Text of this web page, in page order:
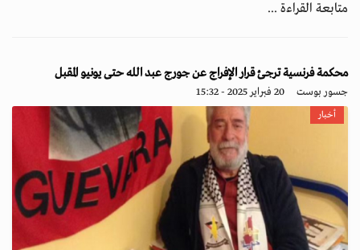
متابعة القراءة ...
محكمة فرنسية ترجئ قرار الإفراج عن جورج عبد الله حتى يونيو المقبل
جسور بوست 20 فبراير 2025 - 15:32
أخبار